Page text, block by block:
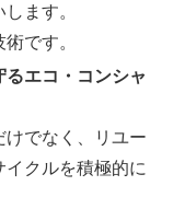
ます。
です。
るエコ・コンシャ
けでなく、リユー
クルを積極的に